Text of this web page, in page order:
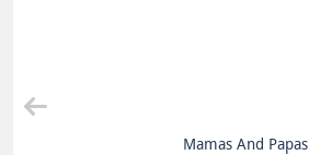
Mamas And Papas